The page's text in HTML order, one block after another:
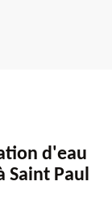
d'eau
Paul